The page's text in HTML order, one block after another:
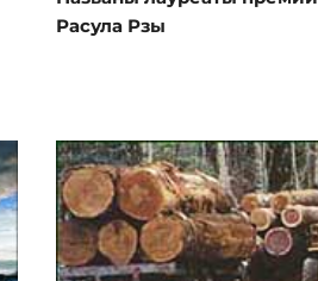
Расула Рзы